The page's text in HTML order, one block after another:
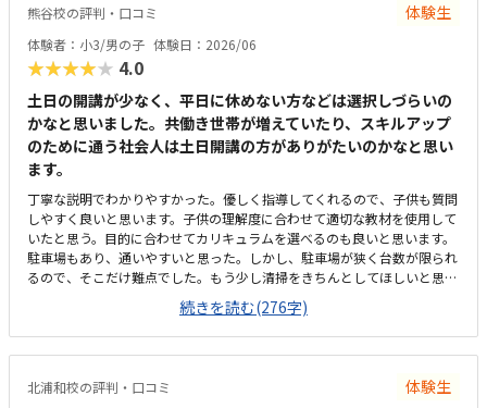
ったので良かったです。教室の雰囲気も良かったです。1人ずつブースが
分かれており、ヘッドホンもあり、先生もつかず離れずの距離感で良かっ
たです。
熊谷校の評判・口コミ 体験生
体験者：小3/男の子 体験日：2026/06
★★★★★ 4.0
土日の開講が少なく、平日に休めない方などは選択しづらいの
かなと思いました。共働き世帯が増えていたり、スキルアップ
のために通う社会人は土日開講の方がありがたいのかなと思い
ます。
丁寧な説明でわかりやすかった。優しく指導してくれるので、子供も質問
しやすく良いと思います。子供の理解度に合わせて適切な教材を使用して
いたと思う。目的に合わせてカリキュラムを選べるのも良いと思います。
駐車場もあり、通いやすいと思った。しかし、駐車場が狭く台数が限られ
るので、そこだけ難点でした。もう少し清掃をきちんとしてほしいと思い
ました。玄関に大きな蜘蛛の巣がはってあり、残念でした。他の習い事
（スイミングや学習塾など）と比較すると、月謝が少し高く設定されてい
るように感じました。子供のレベルや、目的に合わせて教材やカリキュラ
ムを選べるのは良いと思う。
続きを読む(276字)
北浦和校の評判・口コミ 体験生